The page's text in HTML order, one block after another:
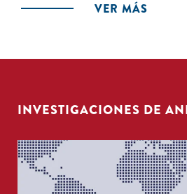
VER MÁS
INVESTIGACIONES DE